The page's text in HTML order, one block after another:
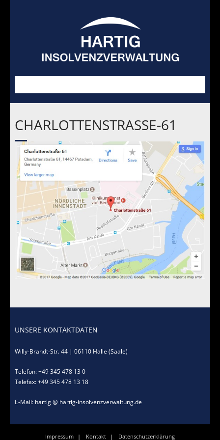
Schwerpunkte
GIS
Blog
Verkäufe
Standorte
Kontakt
CHARLOTTENSTRASSE-61
UNSERE KONTAKTDATEN
Willy-Brandt-Str. 44 | 06110 Halle (Saale)
Telefon: +49 345 478 13 0
Telefax: +49 345 478 13 18
E-Mail: hartig @ hartig-insolvenzverwaltung.de
Impressum Kontakt Datenschutzerklärung